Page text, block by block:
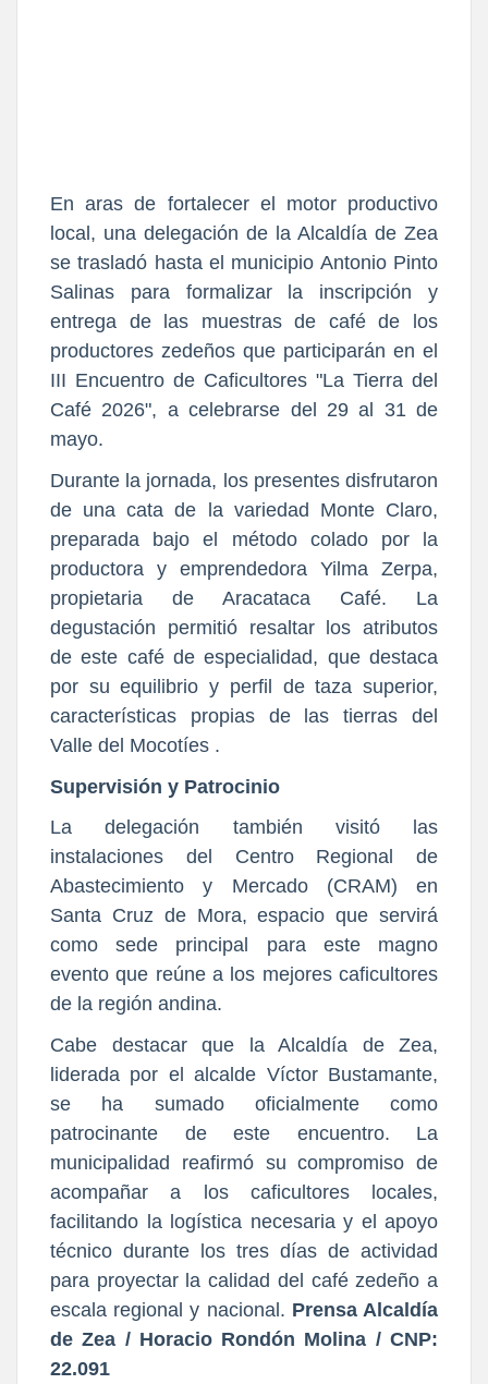
En aras de fortalecer el motor productivo
local, una delegación de la Alcaldía de Zea
se trasladó hasta el municipio Antonio Pinto
Salinas para formalizar la inscripción y
entrega de las muestras de café de los
productores zedeños que participarán en el
III Encuentro de Caficultores "La Tierra del
Café 2026", a celebrarse del 29 al 31 de
mayo.
Durante la jornada, los presentes disfrutaron
de una cata de la variedad Monte Claro,
preparada bajo el método colado por la
productora y emprendedora Yilma Zerpa,
propietaria de Aracataca Café. La
degustación permitió resaltar los atributos
de este café de especialidad, que destaca
por su equilibrio y perfil de taza superior,
características propias de las tierras del
Valle del Mocotíes .
Supervisión y Patrocinio
La delegación también visitó las
instalaciones del Centro Regional de
Abastecimiento y Mercado (CRAM) en
Santa Cruz de Mora, espacio que servirá
como sede principal para este magno
evento que reúne a los mejores caficultores
de la región andina.
Cabe destacar que la Alcaldía de Zea,
liderada por el alcalde Víctor Bustamante,
se ha sumado oficialmente como
patrocinante de este encuentro. La
municipalidad reafirmó su compromiso de
acompañar a los caficultores locales,
facilitando la logística necesaria y el apoyo
técnico durante los tres días de actividad
para proyectar la calidad del café zedeño a
escala regional y nacional. Prensa Alcaldía
de Zea / Horacio Rondón Molina / CNP:
22.091